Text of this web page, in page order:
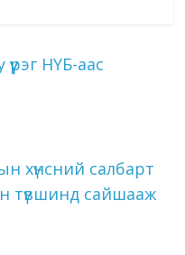
НҮБ-аас
хүнсний салбарт
түвшинд сайшааж